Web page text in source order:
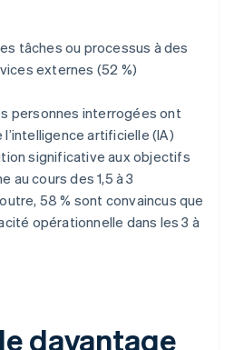
tâches ou processus à des
externes (52 %)
personnes interrogées ont
artificielle (IA)
significative aux objectifs
au cours des 1,5 à 3
58 % sont convaincus que
opérationnelle dans les 3 à
davantage